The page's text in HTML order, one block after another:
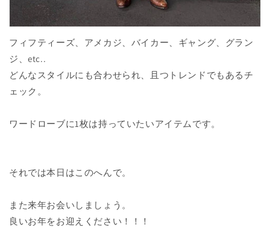
フィフティーズ、アメカジ、バイカー、ギャング、グラン
ジ、etc..
どんなスタイルにも合わせられ、且つトレンドでもあるチ
ェック。
ワードローブに1枚は持っていたいアイテムです。
それでは本日はこのへんで。
また来年お会いしましょう。
良いお年をお迎えください！！！